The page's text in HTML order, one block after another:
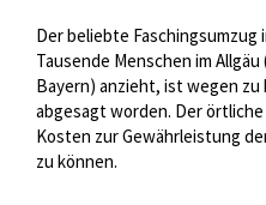
Der beliebte Faschingsumzug
Tausende Menschen im
Bayern) anzieht, ist wegen
abgesagt worden. Der
Kosten zur Gewährleistung
zu können.